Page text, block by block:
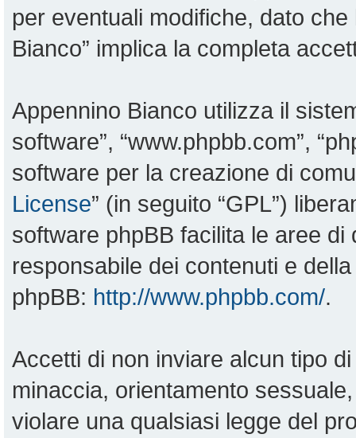
per eventuali modifiche, dato che
Bianco” implica la completa
Appennino Bianco utilizza il
software”, “www.phpbb.com”,
software per la creazione di
License” (in seguito “GPL”)
software phpBB facilita le aree
responsabile dei contenuti e
phpBB: http://www.phpbb.com/.
Accetti di non inviare alcun tipo
minaccia, orientamento
violare una qualsiasi legge del